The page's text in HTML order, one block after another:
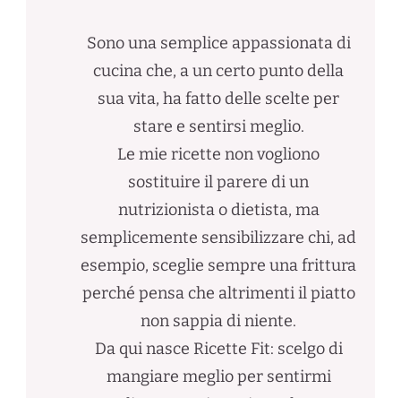
Sono una semplice appassionata di
cucina che, a un certo punto della
sua vita, ha fatto delle scelte per
stare e sentirsi meglio.
Le mie ricette non vogliono
sostituire il parere di un
nutrizionista o dietista, ma
semplicemente sensibilizzare chi, ad
esempio, sceglie sempre una frittura
perché pensa che altrimenti il piatto
non sappia di niente.
Da qui nasce Ricette Fit: scelgo di
mangiare meglio per sentirmi